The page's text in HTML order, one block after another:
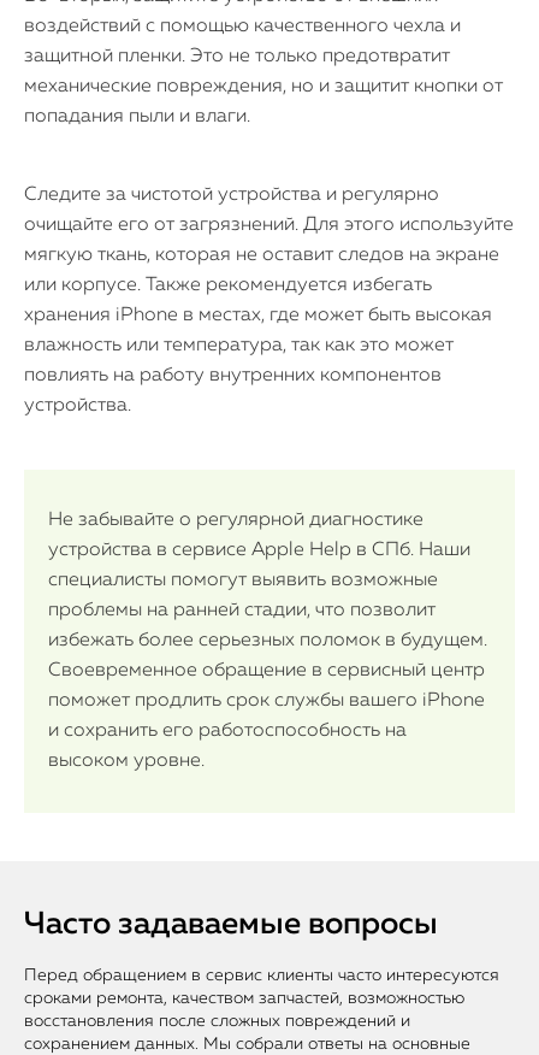
воздействий с помощью качественного чехла и
защитной пленки. Это не только предотвратит
механические повреждения, но и защитит кнопки от
попадания пыли и влаги.
Следите за чистотой устройства и регулярно
очищайте его от загрязнений. Для этого используйте
мягкую ткань, которая не оставит следов на экране
или корпусе. Также рекомендуется избегать
хранения iPhone в местах, где может быть высокая
влажность или температура, так как это может
повлиять на работу внутренних компонентов
устройства.
Не забывайте о регулярной диагностике
устройства в сервисе Apple Help в СПб. Наши
специалисты помогут выявить возможные
проблемы на ранней стадии, что позволит
избежать более серьезных поломок в будущем.
Своевременное обращение в сервисный центр
поможет продлить срок службы вашего iPhone
и сохранить его работоспособность на
высоком уровне.
Часто задаваемые вопросы
Перед обращением в сервис клиенты часто интересуются
сроками ремонта, качеством запчастей, возможностью
восстановления после сложных повреждений и
сохранением данных. Мы собрали ответы на основные